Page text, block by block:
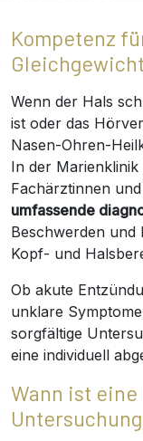
Kompetenz
Gleichgewicht
Wenn der Hals
ist oder das
Nasen-Ohren-
In der
Fachärztinnen
umfassende
Beschwerden und
Kopf- und
Ob akute
unklare
sorgfältige
eine individuell
Wann ist